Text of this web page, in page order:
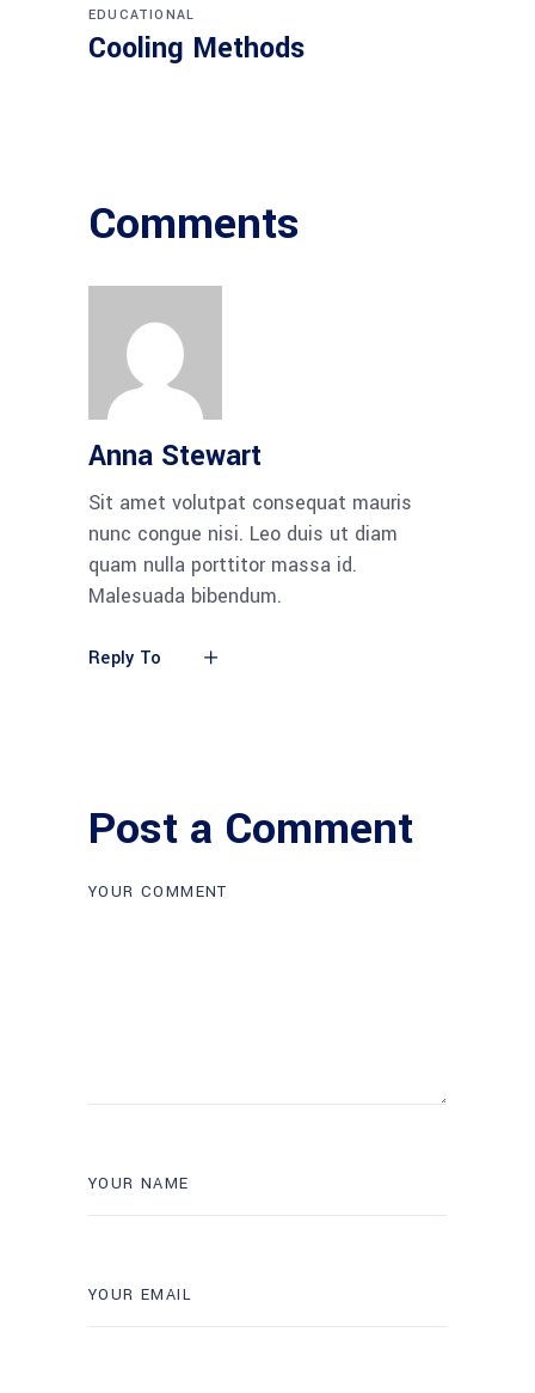
EDUCATIONAL
Cooling Methods
Comments
Anna Stewart
Sit amet volutpat consequat mauris
nunc congue nisi. Leo duis ut diam
quam nulla porttitor massa id.
Malesuada bibendum.
Reply To
Post a Comment